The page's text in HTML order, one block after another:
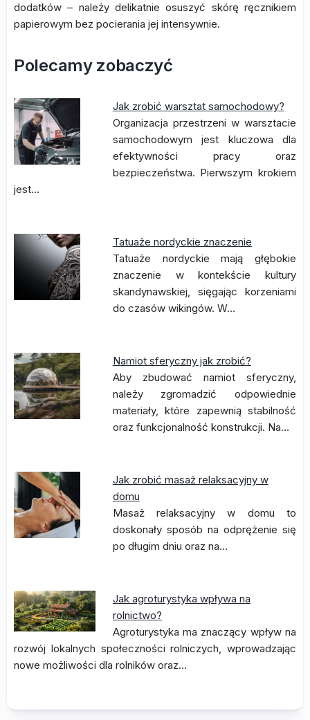
dodatków – należy delikatnie osuszyć skórę ręcznikiem
papierowym bez pocierania jej intensywnie.
Polecamy zobaczyć
Jak zrobić warsztat samochodowy?
Organizacja przestrzeni w warsztacie
samochodowym jest kluczowa dla
efektywności pracy oraz
bezpieczeństwa. Pierwszym krokiem
jest…
Tatuaże nordyckie znaczenie
Tatuaże nordyckie mają głębokie
znaczenie w kontekście kultury
skandynawskiej, sięgając korzeniami
do czasów wikingów. W…
Namiot sferyczny jak zrobić?
Aby zbudować namiot sferyczny,
należy zgromadzić odpowiednie
materiały, które zapewnią stabilność
oraz funkcjonalność konstrukcji. Na…
Jak zrobić masaż relaksacyjny w
domu
Masaż relaksacyjny w domu to
doskonały sposób na odprężenie się
po długim dniu oraz na…
Jak agroturystyka wpływa na
rolnictwo?
Agroturystyka ma znaczący wpływ na
rozwój lokalnych społeczności rolniczych, wprowadzając
nowe możliwości dla rolników oraz…